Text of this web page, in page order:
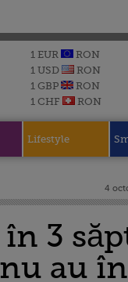
1 EUR
RON
1 USD
RON
1 GBP
RON
1 CHF
RON
Lifestyle
4
3
au